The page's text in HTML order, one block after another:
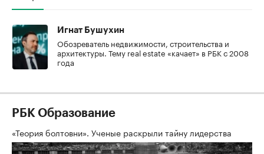
Игнат Бушухин
Обозреватель недвижимости, строительства и
архитектуры. Тему real estate «качает» в РБК с 2008
года
РБК Образование
«Теория болтовни». Ученые раскрыли тайну лидерства